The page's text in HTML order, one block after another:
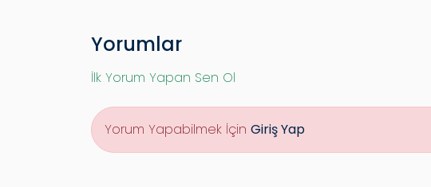
Yorumlar
İlk Yorum Yapan Sen Ol
Yorum Yapabilmek İçin Giriş Yap